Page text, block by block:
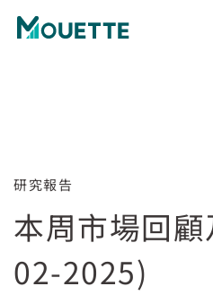
研究報告
本周市場回
02-2025)